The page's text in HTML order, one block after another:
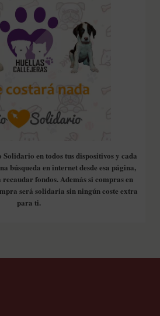
en todos tus dispositivos y cada
búsqueda en internet desde esa página,
recaudar fondos. Además si compras en
será solidaria sin ningún coste extra
para ti.